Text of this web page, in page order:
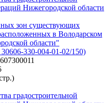
Нижегородской области
зон существующих
в Володарском
области"
330-004-01-02/150)
градостроительной